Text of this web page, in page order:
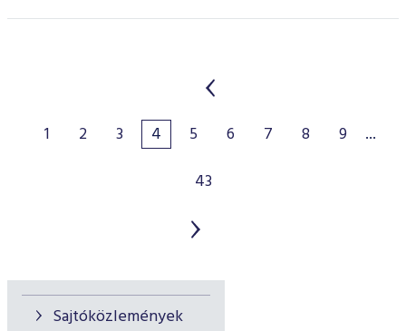
Sajtóközlemények
1 2 3 4 5 6 7 8 9
...
43